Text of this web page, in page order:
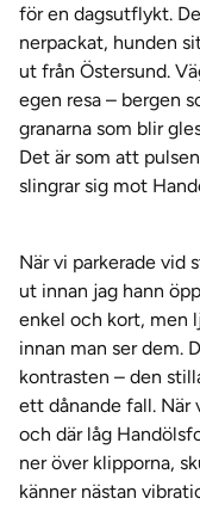
för en dagsutflykt.
nerpackat, hunden
ut från Östersund.
egen resa – bergen
granarna som blir
Det är som att
slingrar sig mot
När vi parkerade vid
ut innan jag hann
enkel och kort, men
innan man ser dem.
kontrasten – den
ett dånande fall. När
och där låg
ner över klipporna,
känner nästan